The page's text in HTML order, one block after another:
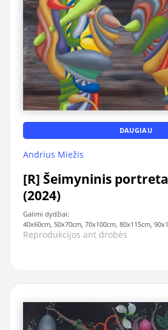
DAUGIAU
Andrius Miežis
[R] Šeimyninis
(2024)
Galimi dydžiai:
40x60cm, 50x70cm, 70x100cm, 80x115cm,
Reprodukcijos ant drobės